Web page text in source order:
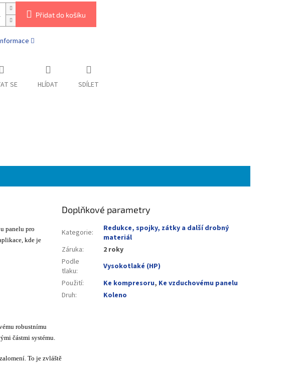
Přidat do košíku
SE HLÍDAT SDÍLET
panelu pro
kde je
robustnímu
částmi systému.
To je zvláště
Doplňkové parametry
Kategorie:
Redukce, spojky, zátky a další drobný
materiál
Záruka:
2 roky
Podle
tlaku:
Vysokotlaké (HP)
Použití: Ke kompresoru, Ke vzduchovému panelu
Druh: Koleno